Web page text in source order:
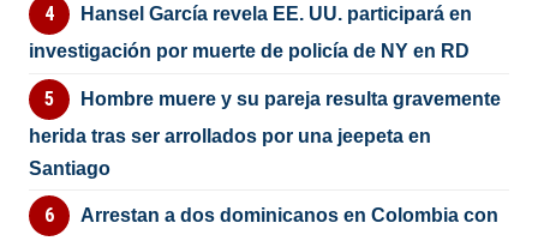
Hansel García revela EE. UU. participará en
investigación por muerte de policía de NY en RD
Hombre muere y su pareja resulta gravemente
herida tras ser arrollados por una jeepeta en
Santiago
Arrestan a dos dominicanos en Colombia con